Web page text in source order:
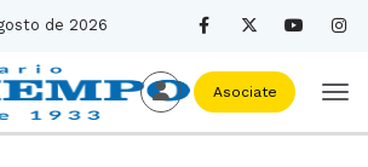
de 2026
Asociate